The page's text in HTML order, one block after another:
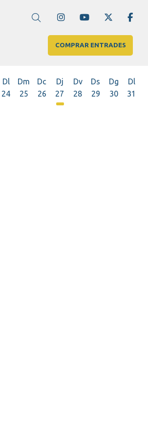
Link a instagram
Link a youtube
Link a
Cerca
COMPRAR ENTRADES
Dl
24
Dm
25
Dc
26
Dj
27
Dijous 27 d'agost
Dv
28
Ds
29
Dg
30
Dl
31